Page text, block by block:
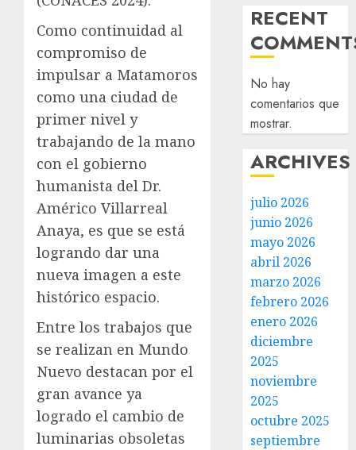
Como continuidad al
compromiso de
impulsar a Matamoros
como una ciudad de
primer nivel y
trabajando de la mano
con el gobierno
humanista del Dr.
Américo Villarreal
Anaya, es que se está
logrando dar una
nueva imagen a este
histórico espacio.
Entre los trabajos que
se realizan en Mundo
Nuevo destacan por el
gran avance ya
logrado el cambio de
luminarias obsoletas
RECENT
No hay
comentarios que
mostrar.
ARCHIVES
julio 2026
junio 2026
mayo 2026
abril 2026
marzo 2026
febrero 2026
enero 2026
diciembre
2025
noviembre
2025
octubre 2025
septiembre